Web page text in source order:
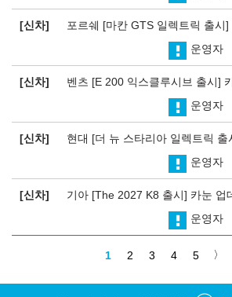
신차
운영자
신차
운영자
신차
운영자
신차
기아 [The 2027 K8 출시] 카눈 업
운영자
1 2 3 4 5